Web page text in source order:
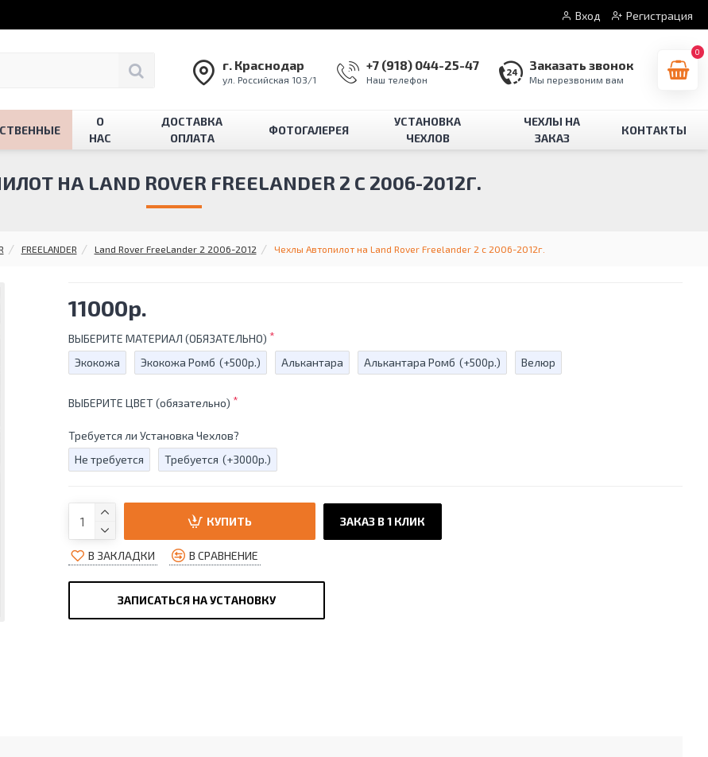
Вход Регистрация
г. Краснодар
ул. Российская 103/1
+7 (918) 044-25-47
Наш телефон
Заказать звонок
Мы перезвоним вам
0
О
НАС
ДОСТАВКА
ОПЛАТА
ФОТОГАЛЕРЕЯ
УСТАНОВКА
ЧЕХЛОВ
ЧЕХЛЫ НА
ЗАКАЗ
КОНТАКТЫ
FREELANDER Land Rover FreeLander 2 2006-2012 Чехлы Автопилот на Land Rover Freelander 2 с 2006-2012г.
НА LAND ROVER FREELANDER 2 С 2006-2012Г.
11000р.
ВЫБЕРИТЕ МАТЕРИАЛ (ОБЯЗАТЕЛЬНО)
Экокожа
Экокожа Ромб (+500р.) Алькантара Алькантара Ромб (+500р.) Велюр
ВЫБЕРИТЕ ЦВЕТ (обязательно)
Требуется ли Установка Чехлов?
Не требуется
Требуется (+3000р.)
КУПИТЬ ЗАКАЗ В 1 КЛИК
В ЗАКЛАДКИ В СРАВНЕНИЕ
ЗАПИСАТЬСЯ НА УСТАНОВКУ